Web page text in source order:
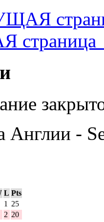
Англии -
L Pts
1
25
2 20